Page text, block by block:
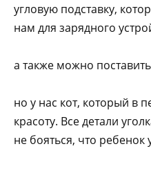
угловую подставку,
нам для зарядного
а также можно
но у нас кот, который в
красоту. Все детали
не бояться, что ребенок